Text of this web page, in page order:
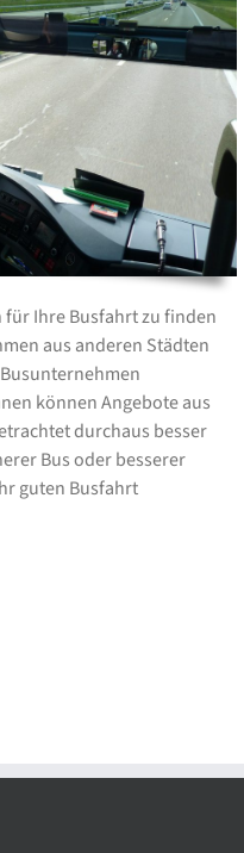
für Ihre Busfahrt zu finden
aus anderen Städten
können Angebote aus
durchaus besser
Bus oder besserer
guten Busfahrt